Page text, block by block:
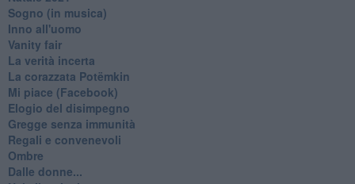
Sogno (in musica)
Inno all'uomo
Vanity fair
La verità incerta
La corazzata Potëmkin
Mi piace (Facebook)
Elogio del disimpegno
Gregge senza immunità
Regali e convenevoli
Ombre
Dalle donne...